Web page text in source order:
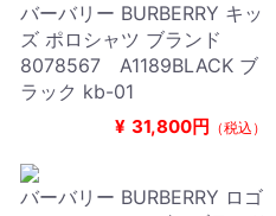
バーバリー BURBERRY キッ
ズ ポロシャツ ブランド
8078567 A1189BLACK ブ
ラック kb-01
¥ 31,800円 （税込）
バーバリー BURBERRY ロゴ